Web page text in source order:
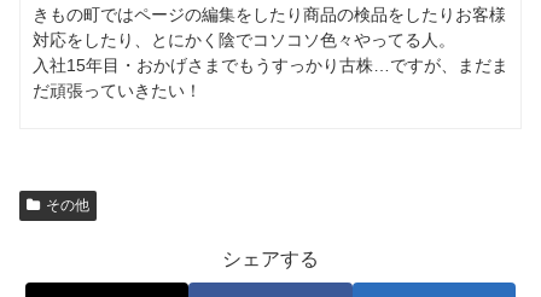
きもの町ではページの編集をしたり商品の検品をしたりお客様
対応をしたり、とにかく陰でコソコソ色々やってる人。
入社15年目・おかげさまでもうすっかり古株…ですが、まだま
だ頑張っていきたい！
その他
シェアする